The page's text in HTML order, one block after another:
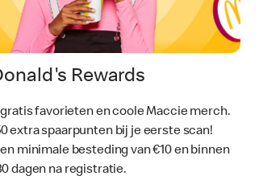
Rewards
gratis favorieten en coole Maccie merch.
extra spaarpunten bij je eerste scan!
minimale besteding van €10 en binnen
dagen na registratie.